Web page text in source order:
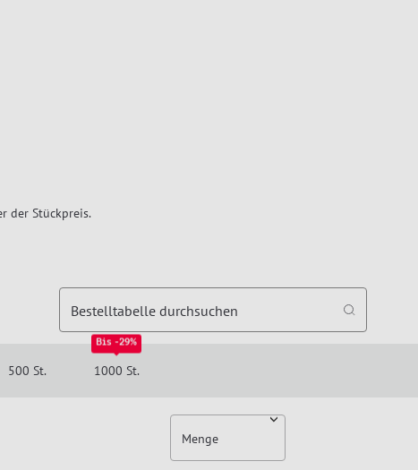
der Stückpreis.
Bestelltabelle durchsuchen
500 St.
Bis -29%
1000 St.
Menge